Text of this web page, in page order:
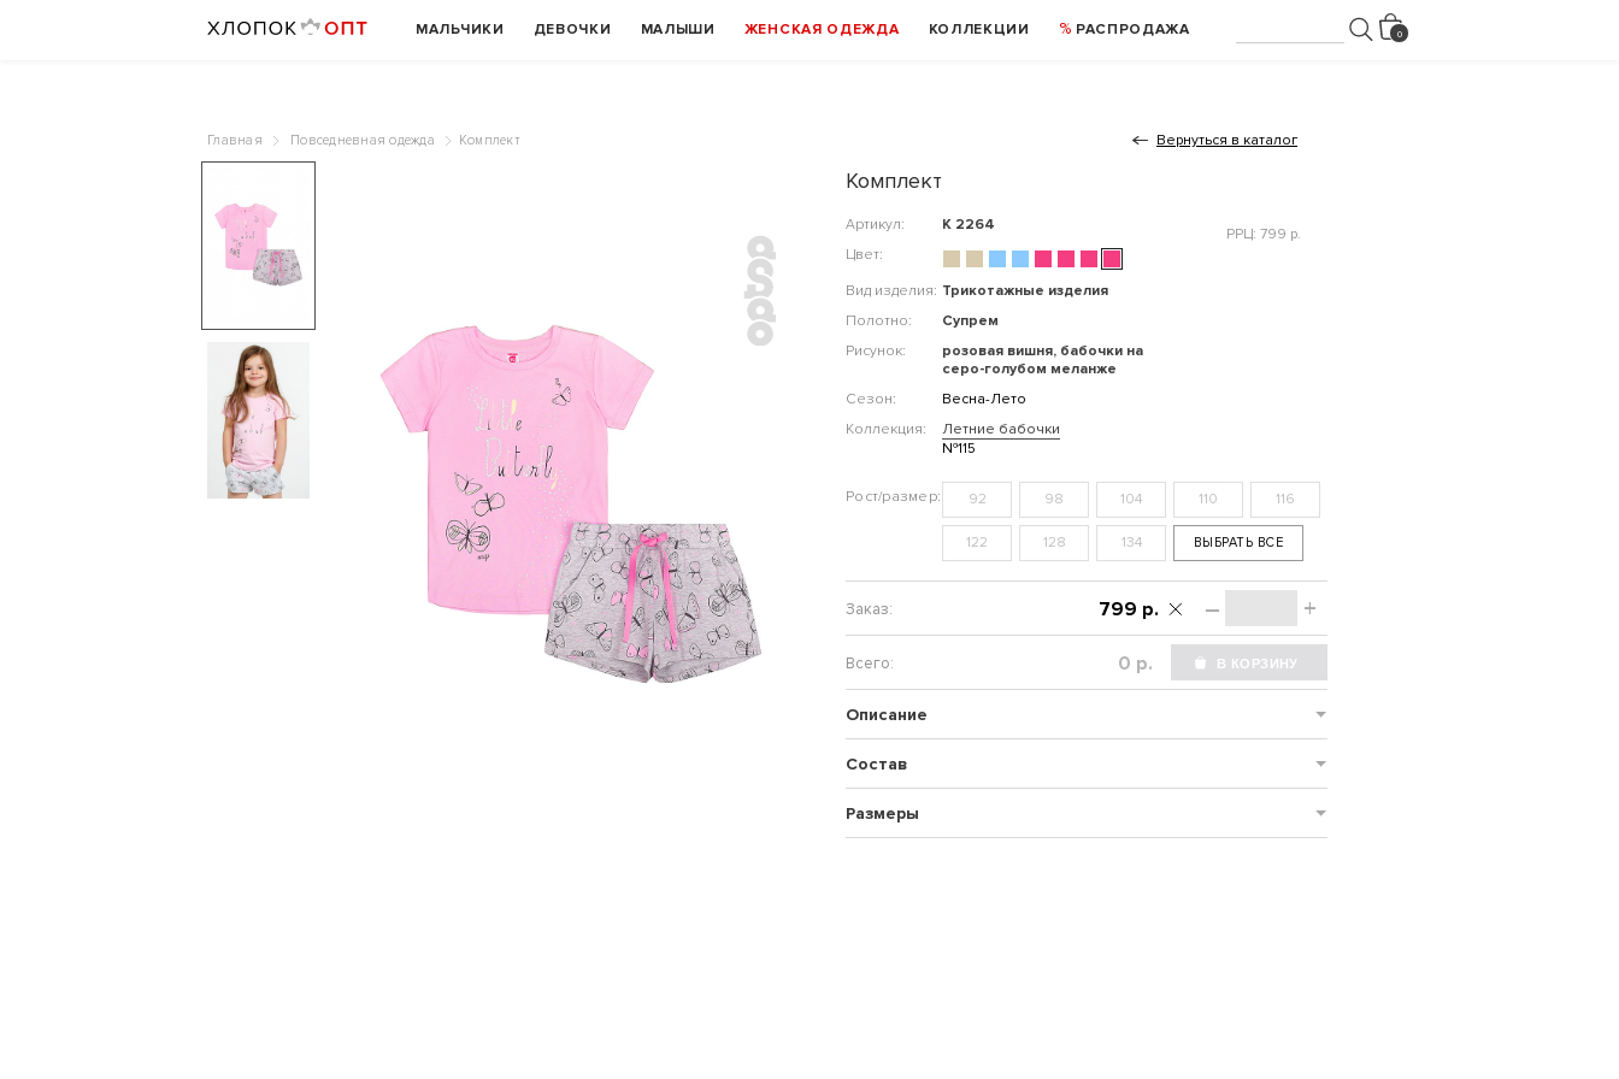
МАЛЬЧИКИ ДЕВОЧКИ МАЛЫШИ ЖЕНСКАЯ ОДЕЖДА КОЛЛЕКЦИИ РАСПРОДАЖА
Главная Повседневная одежда Комплект Вернуться в каталог
Комплект
Артикул:
К 2264
Цвет:
Вид изделия: Трикотажные изделия
Полотно:
Супрем
Рисунок:
розовая вишня, бабочки на
серо-голубом меланже
Сезон:
Весна-Лето
Коллекция:
Летние бабочки
№115
РРЦ: 799 р.
92 98 104 110 116
122 128 134 ВЫБРАТЬ ВСЕ
– +
799 р.
р.
Описание
Состав
Размеры